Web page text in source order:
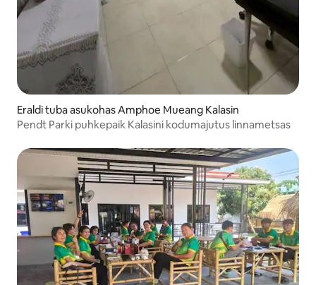
Eraldi tuba asukohas Amphoe Mueang Kalasin
Pendt Parki puhkepaik Kalasini kodumajutus linnametsas